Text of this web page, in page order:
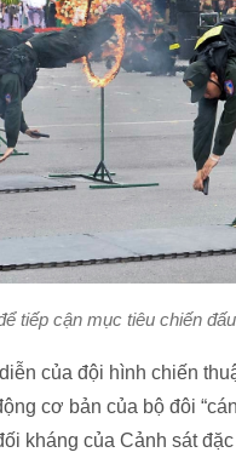
tiếp cận mục tiêu chiến
của đội hình chiến
cơ bản của bộ đôi
kháng của Cảnh sát